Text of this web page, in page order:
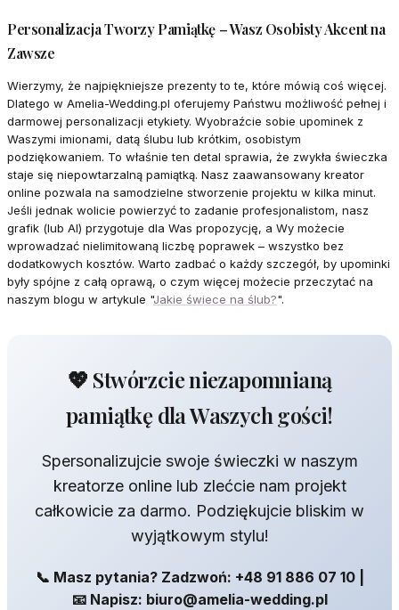
Personalizacja Tworzy Pamiątkę – Wasz Osobisty Akcent na
Zawsze
Wierzymy, że najpiękniejsze prezenty to te, które mówią coś więcej.
Dlatego w Amelia-Wedding.pl oferujemy Państwu możliwość pełnej i
darmowej personalizacji etykiety. Wyobraźcie sobie upominek z
Waszymi imionami, datą ślubu lub krótkim, osobistym
podziękowaniem. To właśnie ten detal sprawia, że zwykła świeczka
staje się niepowtarzalną pamiątką. Nasz zaawansowany kreator
online pozwala na samodzielne stworzenie projektu w kilka minut.
Jeśli jednak wolicie powierzyć to zadanie profesjonalistom, nasz
grafik (lub AI) przygotuje dla Was propozycję, a Wy możecie
wprowadzać nielimitowaną liczbę poprawek – wszystko bez
dodatkowych kosztów. Warto zadbać o każdy szczegół, by upominki
były spójne z całą oprawą, o czym więcej możecie przeczytać na
naszym blogu w artykule "Jakie świece na ślub?".
💖 Stwórzcie niezapomnianą
pamiątkę dla Waszych gości!
Spersonalizujcie swoje świeczki w naszym
kreatorze online lub zlećcie nam projekt
całkowicie za darmo. Podziękujcie bliskim w
wyjątkowym stylu!
📞 Masz pytania? Zadzwoń: +48 91 886 07 10 |
📧 Napisz: biuro@amelia-wedding.pl